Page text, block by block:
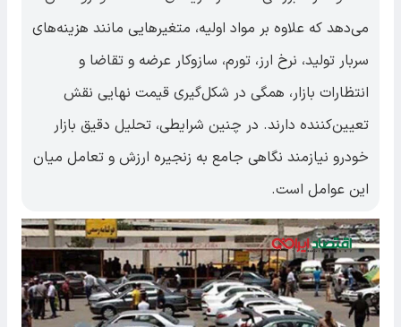
می‌دهد که علاوه بر مواد اولیه، متغیرهایی مانند هزینه‌های
سربار تولید، نرخ ارز، تورم، سازوکار عرضه و تقاضا و
انتظارات بازار، همگی در شکل‌گیری قیمت نهایی نقش
تعیین‌کننده دارند. در چنین شرایطی، تحلیل دقیق بازار
خودرو نیازمند نگاهی جامع به زنجیره ارزش و تعامل میان
این عوامل است.